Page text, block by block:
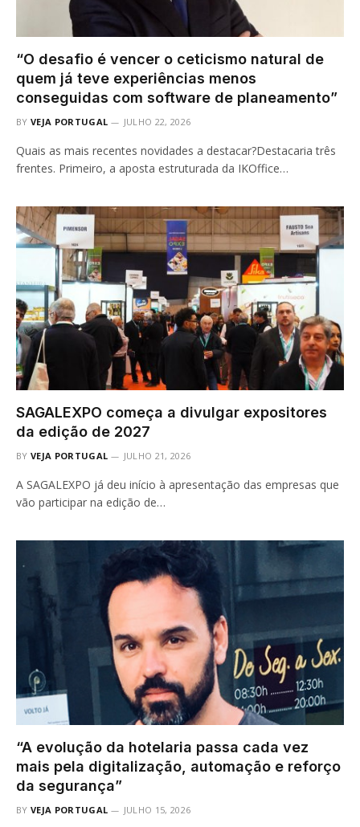
“O desafio é vencer o ceticismo natural de
quem já teve experiências menos
conseguidas com software de planeamento”
BY VEJA PORTUGAL JULHO 22, 2026
Quais as mais recentes novidades a destacar?Destacaria três
frentes. Primeiro, a aposta estruturada da IKOffice…
SAGALEXPO começa a divulgar expositores
da edição de 2027
BY VEJA PORTUGAL JULHO 21, 2026
A SAGALEXPO já deu início à apresentação das empresas que
vão participar na edição de…
“A evolução da hotelaria passa cada vez
mais pela digitalização, automação e reforço
da segurança”
BY VEJA PORTUGAL JULHO 15, 2026